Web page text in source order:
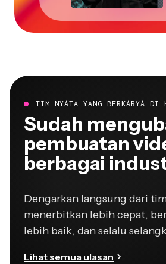
TIM NYATA YANG BERKARYA DI
Sudah
pembuatan
berbagai
Dengarkan langsung dari
menerbitkan lebih cepat,
lebih baik, dan selalu
Lihat semua ulasan